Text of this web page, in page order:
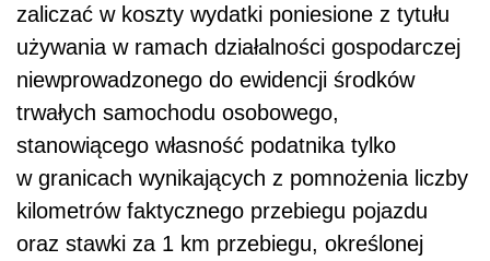
zaliczać w koszty wydatki poniesione z tytułu
używania w ramach działalności gospodarczej
niewprowadzonego do ewidencji środków
trwałych samochodu osobowego,
stanowiącego własność podatnika tylko
w granicach wynikających z pomnożenia liczby
kilometrów faktycznego przebiegu pojazdu
oraz stawki za 1 km przebiegu, określonej